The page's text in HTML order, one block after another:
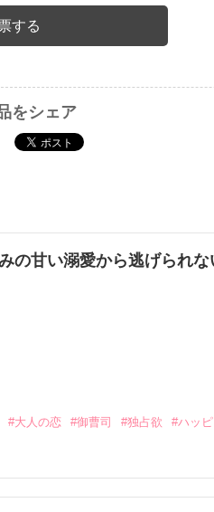
する
をシェア
の甘い溺愛から逃げられ
#大人の恋 #御曹司 #独占欲 #ハッ